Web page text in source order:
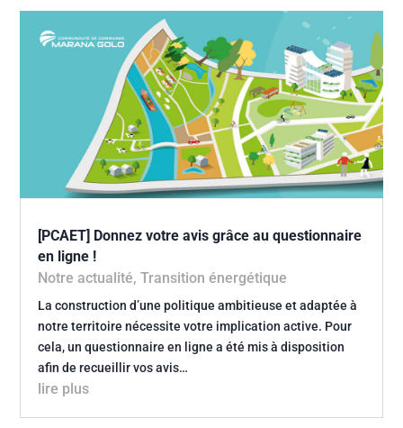
[PCAET] Donnez votre avis grâce au questionnaire
en ligne !
Notre actualité,Transition énergétique
La construction d’une politique ambitieuse et adaptée à
notre territoire nécessite votre implication active. Pour
cela, un questionnaire en ligne a été mis à disposition
afin de recueillir vos avis…
lire plus